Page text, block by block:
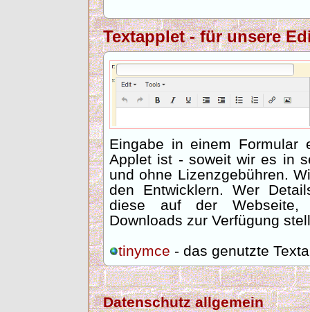
Textapplet - für unsere
Eingabe in einem Formular
Applet ist - soweit wir es in
und ohne Lizenzgebühren.
den Entwicklern. Wer
diese auf der
Downloads zur Verfügung
tinymce - das genutzte
Datenschutz allgemein